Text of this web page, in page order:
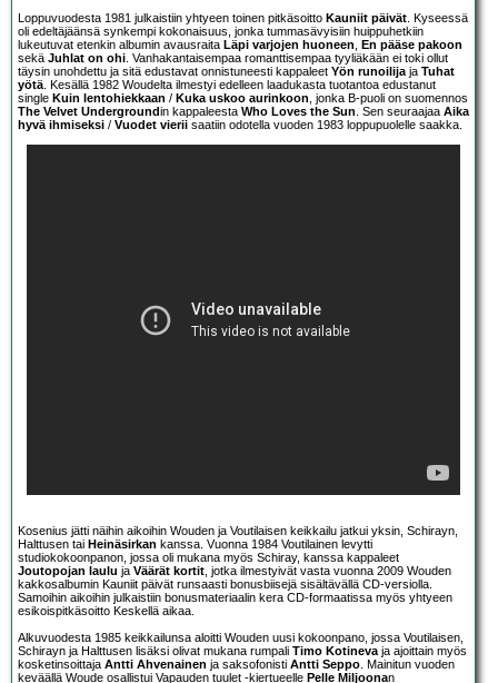
Loppuvuodesta 1981 julkaistiin yhtyeen toinen pitkäsoitto Kauniit päivät. Kyseessä
oli edeltäjäänsä synkempi kokonaisuus, jonka tummasävyisiin huippuhetkiin
lukeutuvat etenkin albumin avausraita Läpi varjojen huoneen, En pääse pakoon
sekä Juhlat on ohi. Vanhakantaisempaa romanttisempaa tyyliäkään ei toki ollut
täysin unohdettu ja sitä edustavat onnistuneesti kappaleet Yön runoilijaja Tuhat
yötä. Kesällä 1982 Woudelta ilmestyi edelleen laadukasta tuotantoa edustanut
single Kuin lentohiekkaan / Kuka uskoo aurinkoon, jonka B-puoli on suomennos
The Velvet Undergroundin kappaleesta Who Loves the Sun. Sen seuraajaa Aika
hyvä ihmiseksi / Vuodet vierii saatiin odotella vuoden 1983 loppupuolelle saakka.
Kosenius jätti näihin aikoihin Wouden ja Voutilaisen keikkailu jatkui yksin, Schirayn,
Halttusen tai Heinäsirkan kanssa. Vuonna 1984 Voutilainen levytti
studiokokoonpanon, jossa oli mukana myös Schiray, kanssa kappaleet
Joutopojan laulu ja Väärät kortit, jotka ilmestyivät vasta vuonna 2009 Wouden
kakkosalbumin Kauniit päivät runsaasti bonusbiisejä sisältävällä CD-versiolla.
Samoihin aikoihin julkaistiin bonusmateriaalin kera CD-formaatissa myös yhtyeen
esikoispitkäsoitto Keskellä aikaa.
Alkuvuodesta 1985 keikkailunsa aloitti Wouden uusi kokoonpano, jossa Voutilaisen,
Schirayn ja Halttusen lisäksi olivat mukana rumpali Timo Kotinevaja ajoittain myös
kosketinsoittaja Antti Ahvenainen ja saksofonisti Antti Seppo. Mainitun vuoden
keväällä Woude osallistui Vapauden tuulet -kiertueelle Pelle Miljoonan